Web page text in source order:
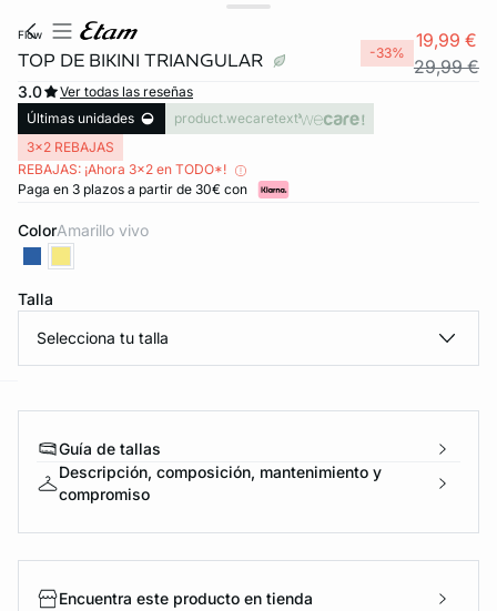
flow
TOP DE BIKINI TRIANGULAR -33%
19,99 €
29,99 €
3.0
Ver todas las reseñas
Últimas unidades
product.wecaretext
3x2 REBAJAS
REBAJAS: ¡Ahora 3x2 en TODO*!
Paga en 3 plazos a partir de 30€ con
Color amarillo vivo
Talla
Selecciona tu talla
Guía de tallas
Descripción, composición, mantenimiento y
compromiso
Encuentra este producto en tienda